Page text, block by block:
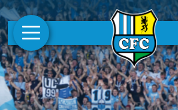
AKTUELLES
1. MANNSCHAFT